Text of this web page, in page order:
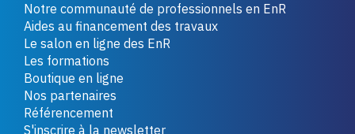
Notre communauté de professionnels en EnR
Aides au financement des travaux
Le salon en ligne des EnR
Les formations
Boutique en ligne
Nos partenaires
Référencement
S'inscrire à la newsletter